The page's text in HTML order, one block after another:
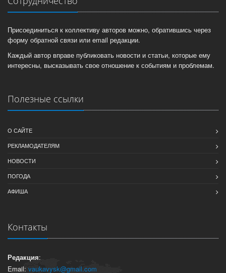
Присоединиться к коллективу авторов можно, обратившись через
форму обратной связи или email редакции.
Каждый автор вправе публиковать новости и статьи, которые ему
интересны, высказывать свое отношение к событиям и проблемам.
Полезные ссылки
О САЙТЕ
РЕКЛАМОДАТЕЛЯМ
НОВОСТИ
ПОГОДА
АФИША
Контакты
Редакция:
Email: vaukavysk@gmail.com